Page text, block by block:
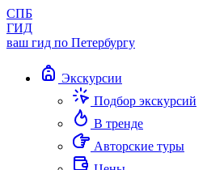
СПБ
ГИД
ваш гид по Петербургу
Экскурсии
Подбор экскурсий
В тренде
Авторские туры